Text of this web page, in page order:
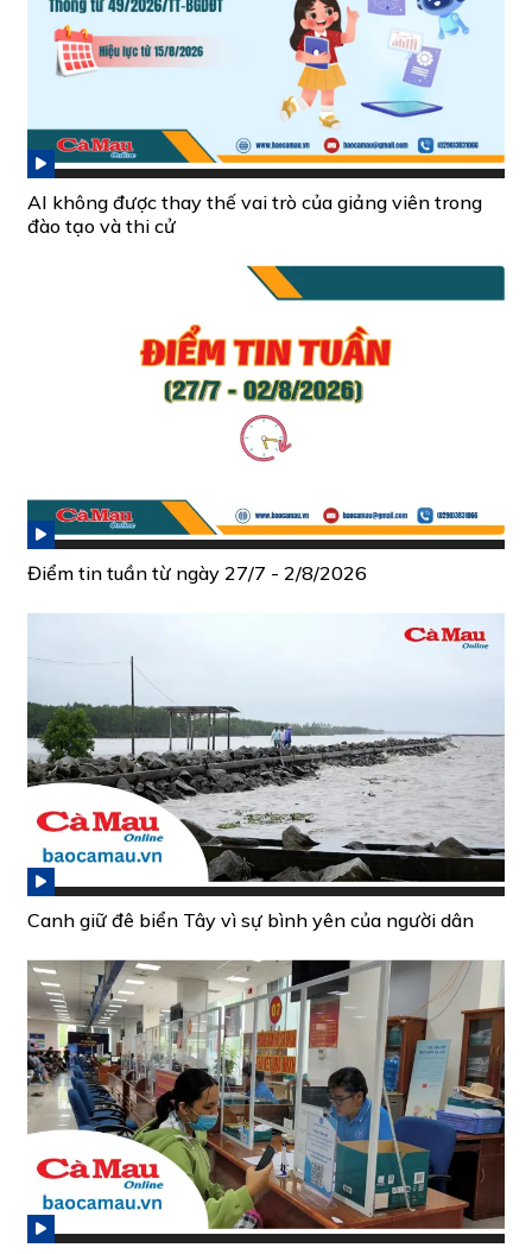
AI không được thay thế vai trò của giảng viên trong
đào tạo và thi cử
Điểm tin tuần từ ngày 27/7 - 2/8/2026
Canh giữ đê biển Tây vì sự bình yên của người dân